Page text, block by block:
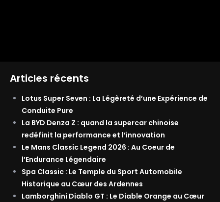
Articles récents
Lotus Super Seven : La Légèreté d’une Expérience de
Conduite Pure
La BYD Denza Z : quand la supercar chinoise
redéfinit la performance et l’innovation
Le Mans Classic Legend 2026 : Au Coeur de
l’Endurance Légendaire
Spa Classic : Le Temple du Sport Automobile
Historique au Cœur des Ardennes
Lamborghini Diablo GT : Le Diable Orange au Cœur